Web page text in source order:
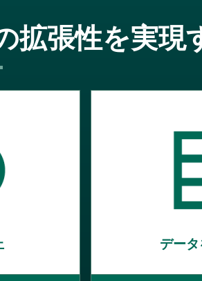
拡張性を実現
デー